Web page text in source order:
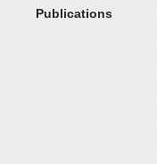
Publications